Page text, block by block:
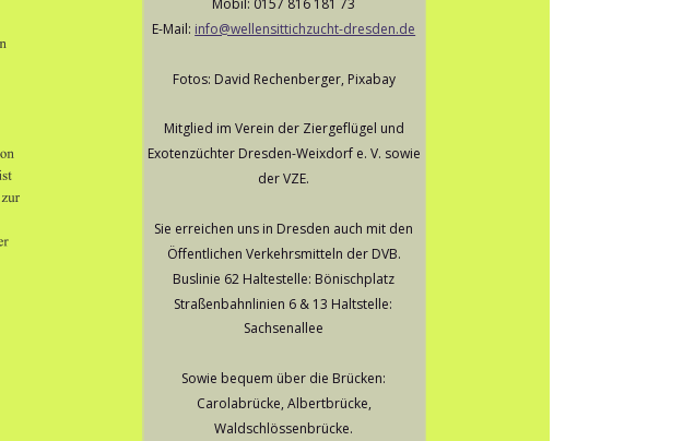
Mobil: 0157 816 181 73
E-Mail: info@wellensittichzucht-dresden.de
Fotos: David Rechenberger, Pixabay
Mitglied im Verein der Ziergeflügel und
Exotenzüchter Dresden-Weixdorf e. V. sowie
der VZE.
Sie erreichen uns in Dresden auch mit den
Öffentlichen Verkehrsmitteln der DVB.
Buslinie 62 Haltestelle: Bönischplatz
Straßenbahnlinien 6 & 13 Haltstelle:
Sachsenallee
Sowie bequem über die Brücken:
Carolabrücke, Albertbrücke,
Waldschlössenbrücke.